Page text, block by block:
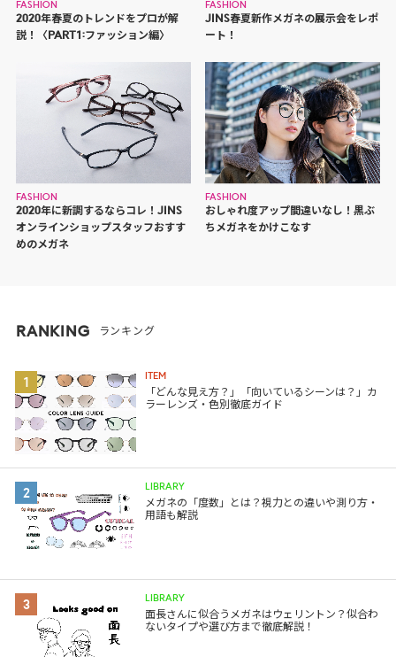
FASHION
2020年春夏のトレンドをプロが解
説！〈PART1:ファッション編〉
FASHION
JINS春夏新作メガネの展示会をレポ
ート！
FASHION
2020年に新調するならコレ！JINS
オンラインショップスタッフおすす
めのメガネ
FASHION
おしゃれ度アップ間違いなし！黒ぶ
ちメガネをかけこなす
RANKING ランキング
1
ITEM
「どんな見え方？」「向いているシーンは？」カ
ラーレンズ・色別徹底ガイド
2
LIBRARY
メガネの「度数」とは？視力との違いや測り方・
用語も解説
3
LIBRARY
面長さんに似合うメガネはウェリントン？似合わ
ないタイプや選び方まで徹底解説！